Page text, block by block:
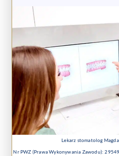
Lekarz stomatolog
Nr PWZ (Prawa Wykonywania Zawodu):